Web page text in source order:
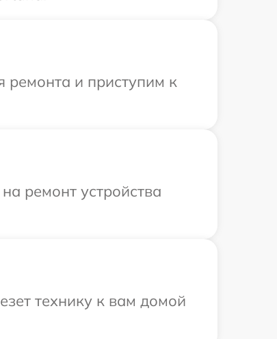
ремонта и приступим к
ремонт устройства
технику к вам домой